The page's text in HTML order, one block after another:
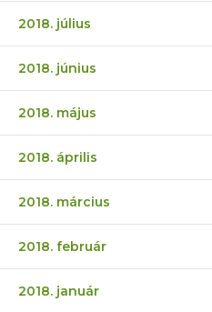
2018. július
2018. június
2018. május
2018. április
2018. március
2018. február
2018. január